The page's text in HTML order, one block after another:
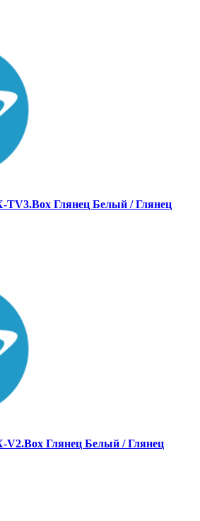
TV3.Box Глянец Белый / Глянец
V2.Box Глянец Белый / Глянец